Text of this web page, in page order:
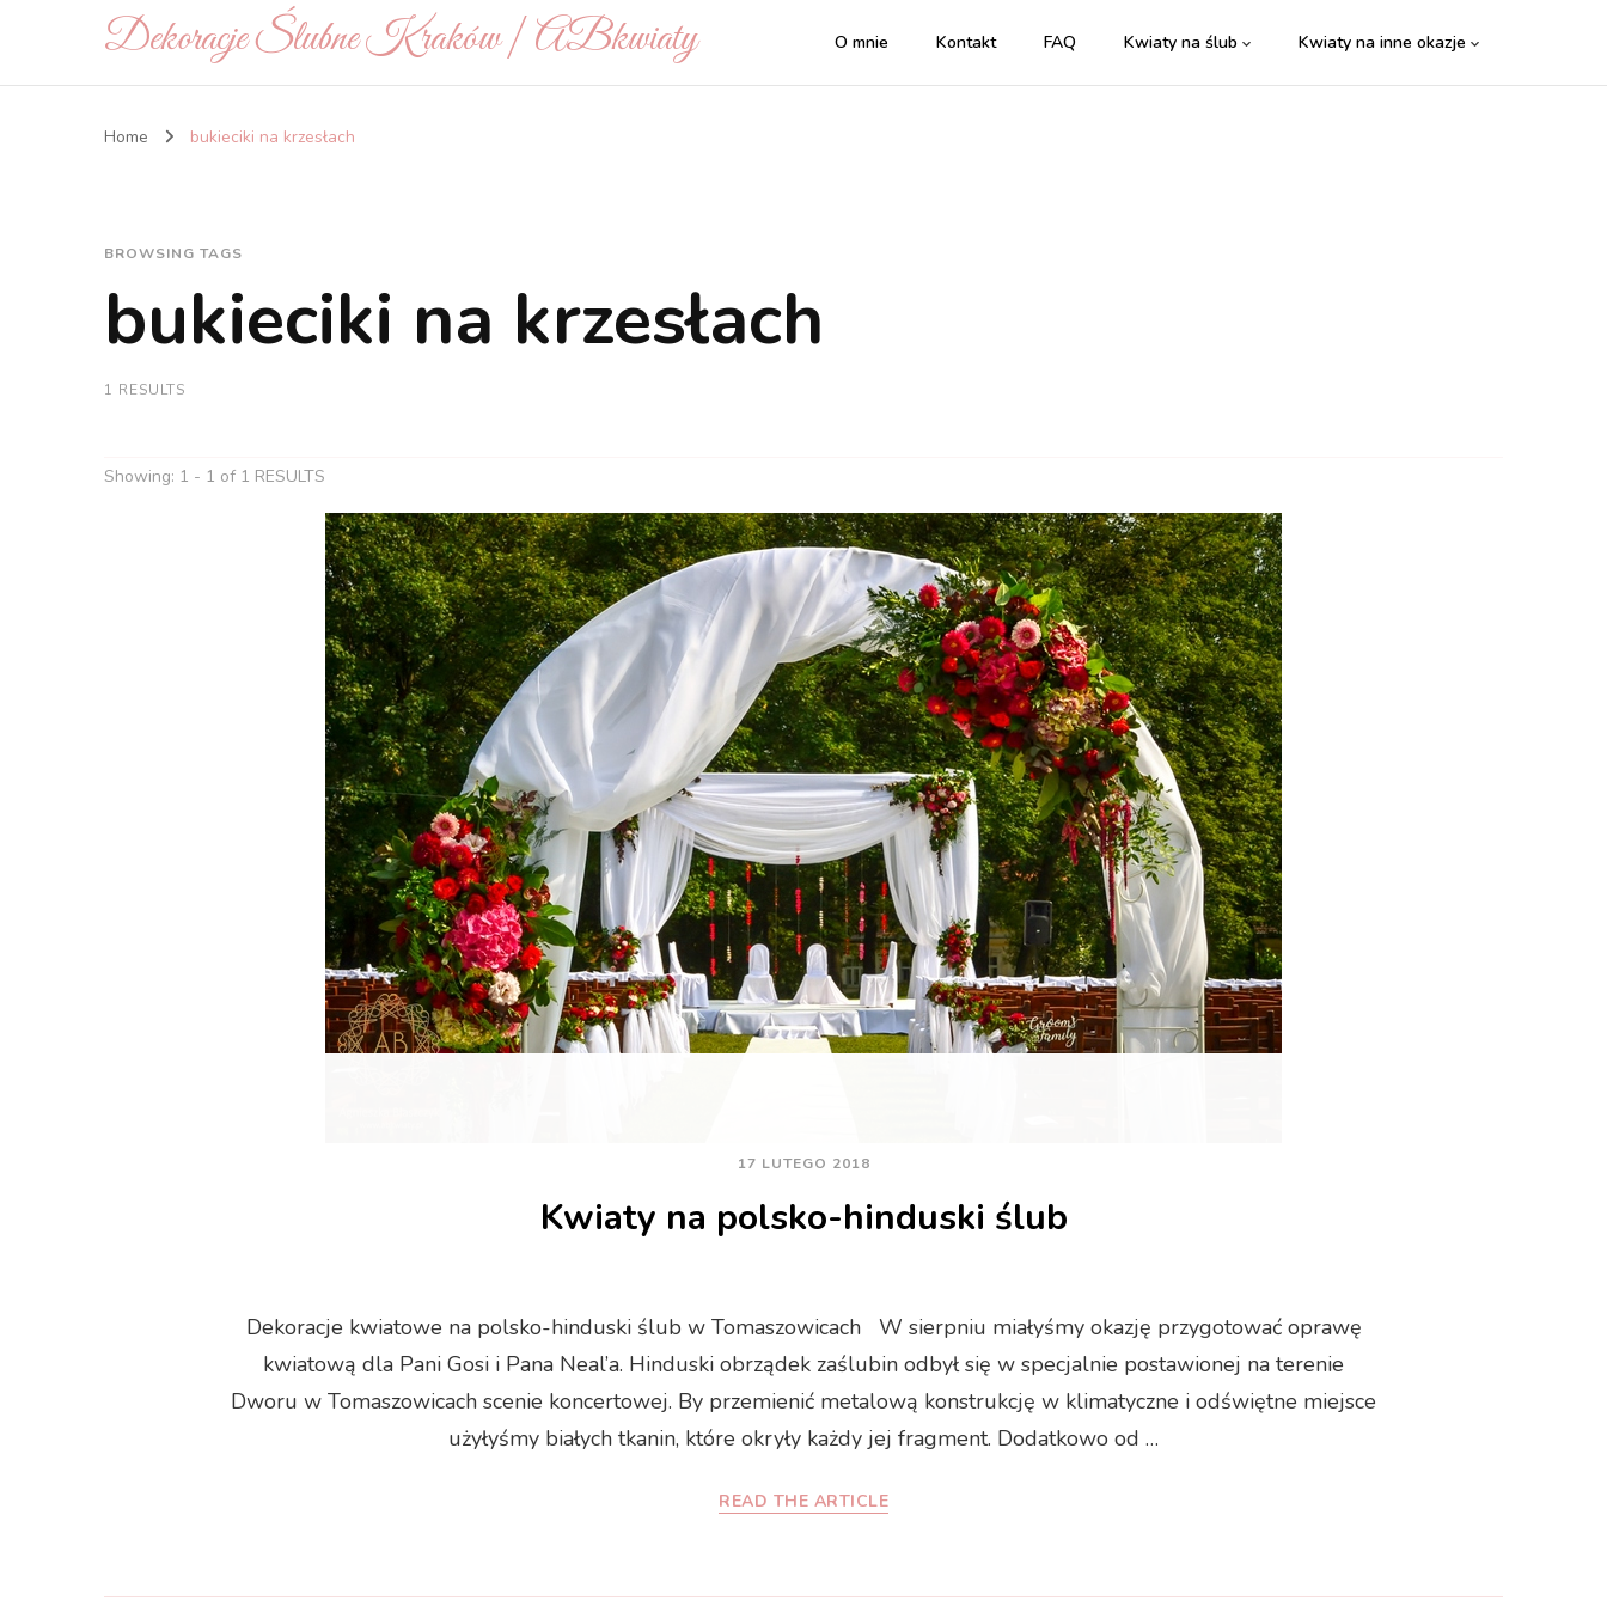
Dekoracje Ślubne Kraków | ABkwiaty O mnie Kontakt FAQ Kwiaty na ślub Kwiaty na inne okazje
Home bukieciki na krzesłach
BROWSING TAGS
bukieciki na krzesłach
1 RESULTS
Showing: 1 - 1 of 1 RESULTS
17 LUTEGO 2018
Kwiaty na polsko-hinduski ślub
Dekoracje kwiatowe na polsko-hinduski ślub w Tomaszowicach W sierpniu miałyśmy okazję przygotować oprawę
kwiatową dla Pani Gosi i Pana Neal’a. Hinduski obrządek zaślubin odbył się w specjalnie postawionej na terenie
Dworu w Tomaszowicach scenie koncertowej. By przemienić metalową konstrukcję w klimatyczne i odświętne miejsce
użyłyśmy białych tkanin, które okryły każdy jej fragment. Dodatkowo od …
READ THE ARTICLE